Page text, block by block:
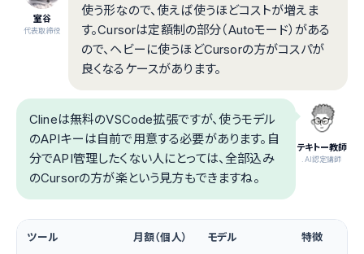
室谷
代表取締役
使う形なので、使えば使うほどコストが増えま
す。Cursorは定額制の部分（Autoモード）がある
ので、ヘビーに使うほどCursorの方がコスパが
良くなるケースがあります。
テキトー教師
.AI認定講師
Clineは無料のVSCode拡張ですが、使うモデル
のAPIキーは自前で用意する必要があります。自
分でAPI管理したくない人にとっては、全部込み
のCursorの方が楽という見方もできますね。
ツール 月額（個人） モデル 特徴